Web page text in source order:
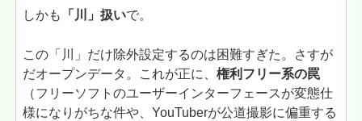
しかも 「川」扱いで。
この「川」だけ除外設定するのは困難すぎた。さすが
だオープンデータ。これが正に、権利フリー系の罠
（フリーソフトのユーザーインターフェースが変態仕
様になりがちな件や、YouTuberが公道撮影に偏重する